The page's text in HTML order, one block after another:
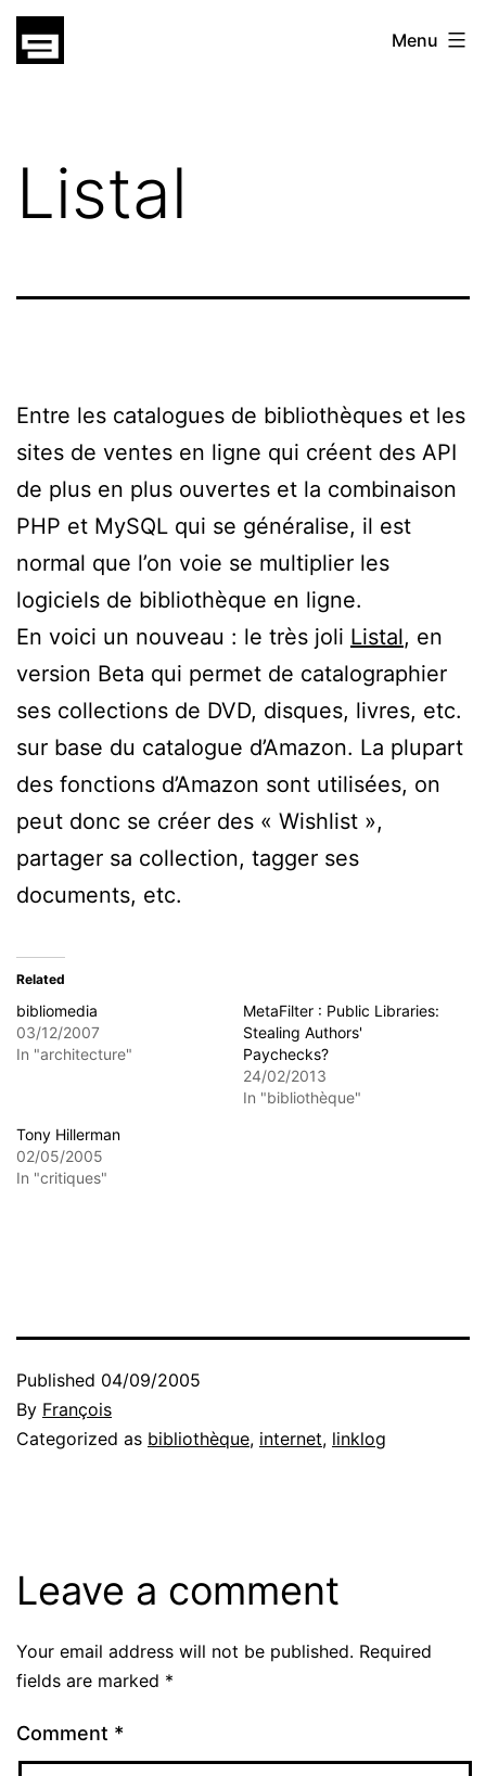
Skip
gatsu
Menu
Listal
Entre les catalogues de bibliothèques et les
sites de ventes en ligne qui créent des API
de plus en plus ouvertes et la combinaison
PHP et MySQL qui se généralise, il est
normal que l’on voie se multiplier les
logiciels de bibliothèque en ligne.
En voici un nouveau : le très joli Listal, en
version Beta qui permet de catalographier
ses collections de DVD, disques, livres, etc.
sur base du catalogue d’Amazon. La plupart
des fonctions d’Amazon sont utilisées, on
peut donc se créer des « Wishlist »,
partager sa collection, tagger ses
documents, etc.
Related
bibliomedia
03/12/2007
In "architecture"
MetaFilter : Public Libraries:
Stealing Authors'
Paychecks?
24/02/2013
In "bibliothèque"
Tony Hillerman
02/05/2005
In "critiques"
Published 04/09/2005
By François
Categorized as bibliothèque, internet, linklog
Leave a comment
Your email address will not be published. Required
fields are marked *
Comment *